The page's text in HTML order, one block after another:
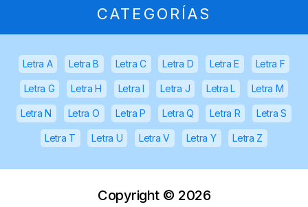
CATEGORÍAS
Letra A Letra B Letra C Letra D Letra E Letra F
Letra G Letra H Letra I Letra J Letra L Letra M
Letra N Letra O Letra P Letra Q Letra R Letra S
Letra T Letra U Letra V Letra Y Letra Z
Copyright © 2026